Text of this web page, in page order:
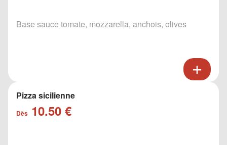
Base sauce tomate, mozzarella, anchois, olives
Pizza sicilienne
Dès 10.50 €